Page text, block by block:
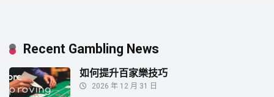
Recent Gambling News
如何提升百家樂技巧
2026 年 12 月 31 日